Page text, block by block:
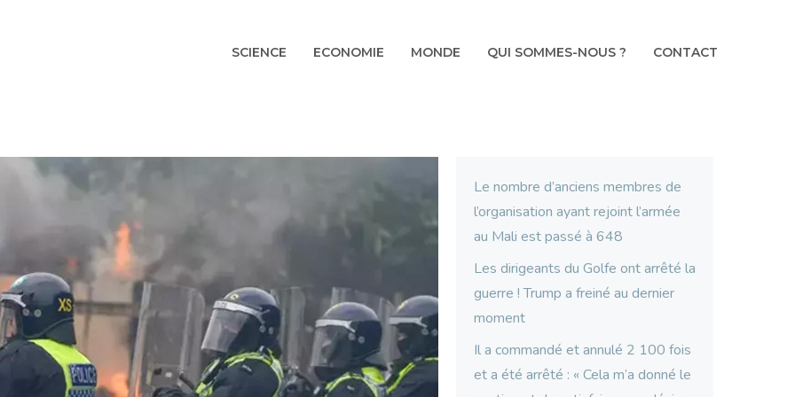
SCIENCE ECONOMIE MONDE QUI SOMMES-NOUS ? CONTACT
Le nombre d’anciens membres de
l’organisation ayant rejoint l’armée
au Mali est passé à 648
Les dirigeants du Golfe ont arrêté la
guerre ! Trump a freiné au dernier
moment
Il a commandé et annulé 2 100 fois
et a été arrêté : « Cela m’a donné le